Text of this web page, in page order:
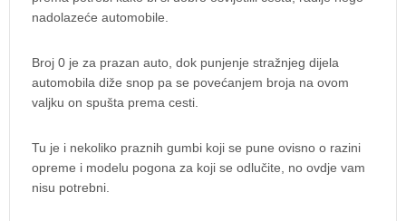
nadolazeće automobile.
Broj 0 je za prazan auto, dok punjenje stražnjeg dijela
automobila diže snop pa se povećanjem broja na ovom
valjku on spušta prema cesti.
Tu je i nekoliko praznih gumbi koji se pune ovisno o razini
opreme i modelu pogona za koji se odlučite, no ovdje vam
nisu potrebni.